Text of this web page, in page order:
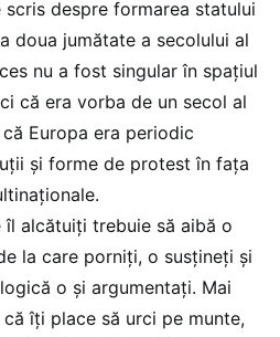
scris despre formarea statului
doua jumătate a secolului al
nu a fost singular în spațiul
că era vorba de un secol al
Europa era periodic
și forme de protest în fața
alcătuiți trebuie să aibă o
la care porniți, o susțineți și
o și argumentați. Mai
îți place să urci pe munte,